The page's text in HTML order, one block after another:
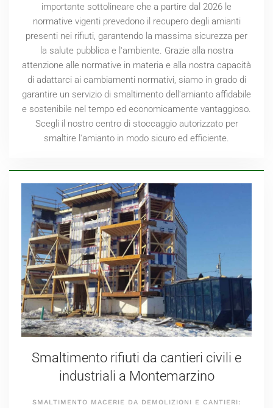
importante sottolineare che a partire dal 2026 le
normative vigenti prevedono il recupero degli amianti
presenti nei rifiuti, garantendo la massima sicurezza per
la salute pubblica e l'ambiente. Grazie alla nostra
attenzione alle normative in materia e alla nostra capacità
di adattarci ai cambiamenti normativi, siamo in grado di
garantire un servizio di smaltimento dell'amianto affidabile
e sostenibile nel tempo ed economicamente vantaggioso.
Scegli il nostro centro di stoccaggio autorizzato per
smaltire l'amianto in modo sicuro ed efficiente.
Smaltimento rifiuti da cantieri civili e
industriali a Montemarzino
SMALTIMENTO MACERIE DA DEMOLIZIONI E CANTIERI: